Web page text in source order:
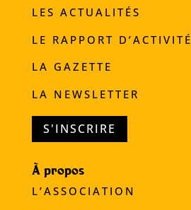
LES ACTUALITÉS
LE RAPPORT D’ACTIVITÉ
LA GAZETTE
LA NEWSLETTER
S'INSCRIRE
À propos
L’ASSOCIATION